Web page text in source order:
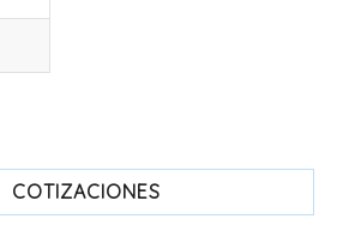
COTIZACIONES